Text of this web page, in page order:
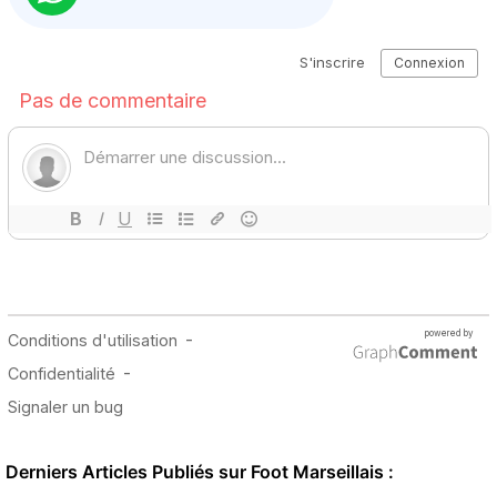
Derniers Articles Publiés sur Foot Marseillais :